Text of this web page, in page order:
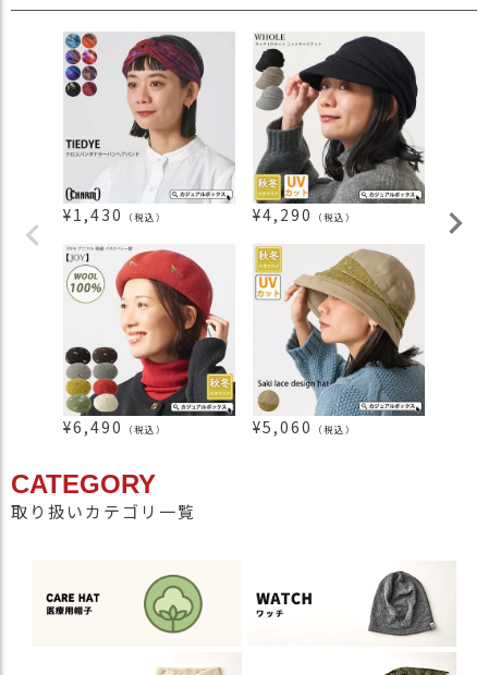
¥1,430 （税込） ¥4,290 （税込） ¥
¥6,490 （税込） ¥5,060 （税込）
CATEGORY
取り扱いカテゴリ一覧